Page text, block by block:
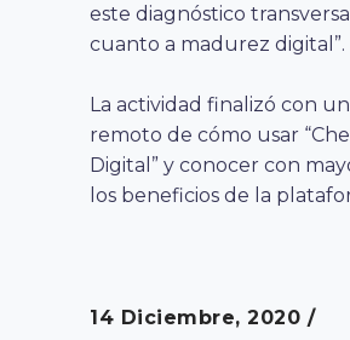
este diagnóstico
cuanto a madurez digital”.
La actividad finalizó con
remoto de cómo usar
Digital” y conocer con
los beneficios de la
14 Diciembre, 2020